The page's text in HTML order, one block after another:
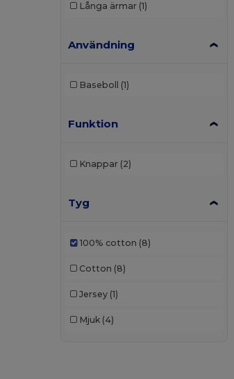
Långa ärmar (1)
Användning
Baseboll (1)
Funktion
Knappar (2)
Tyg
100% cotton (8)
Cotton (8)
Jersey (1)
Mjuk (4)